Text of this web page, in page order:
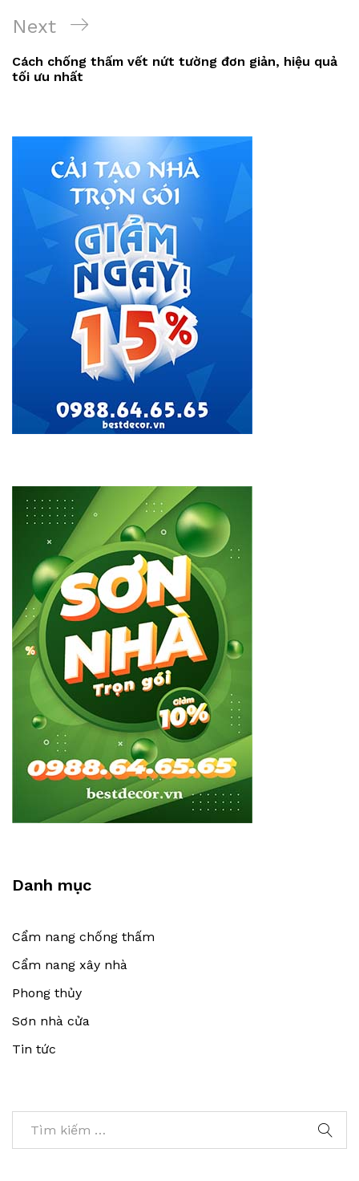
viết
Next
Post
Next
Cách chống thấm vết nứt tường đơn giản, hiệu quả
tối ưu nhất
Danh mục
Cẩm nang chống thấm
Cẩm nang xây nhà
Phong thủy
Sơn nhà cửa
Tin tức